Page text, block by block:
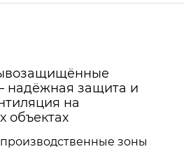
надёжная защита и
на
зоны